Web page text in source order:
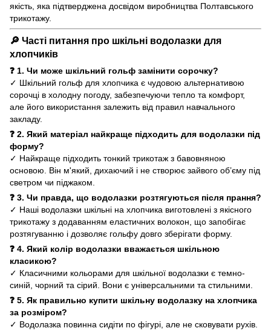
якість, яка підтверджена досвідом виробництва Полтавського
трикотажу.
🔎 Часті питання про шкільні водолазки для
хлопчиків
❓ 1. Чи може шкільний гольф замінити сорочку?
✓ Шкільний гольф для хлопчика є чудовою альтернативою
сорочці в холодну погоду, забезпечуючи тепло та комфорт,
але його використання залежить від правил навчального
закладу.
❓ 2. Який матеріал найкраще підходить для водолазки під
форму?
✓ Найкраще підходить тонкий трикотаж з бавовняною
основою. Він м'який, дихаючий і не створює зайвого об’єму під
светром чи піджаком.
❓ 3. Чи правда, що водолазки розтягуються після прання?
✓ Наші водолазки шкільні на хлопчика виготовлені з якісного
трикотажу з додаванням еластичних волокон, що запобігає
розтягуванню і дозволяє гольфу довго зберігати форму.
❓ 4. Який колір водолазки вважається шкільною
класикою?
✓ Класичними кольорами для шкільної водолазки є темно-
синій, чорний та сірий. Вони є універсальними та стильними.
❓ 5. Як правильно купити шкільну водолазку на хлопчика
за розміром?
✓ Водолазка повинна сидіти по фігурі, але не сковувати рухів.